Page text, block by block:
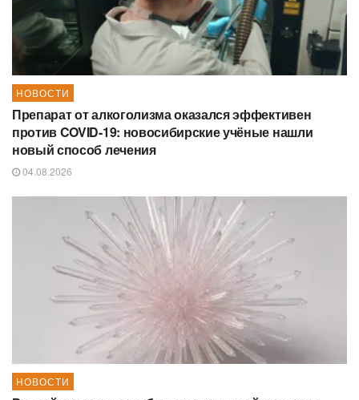
НОВОСТИ
Препарат от алкоголизма оказался эффективен
против COVID-19: новосибирские учёные нашли
новый способ лечения
04.08.2026
НОВОСТИ